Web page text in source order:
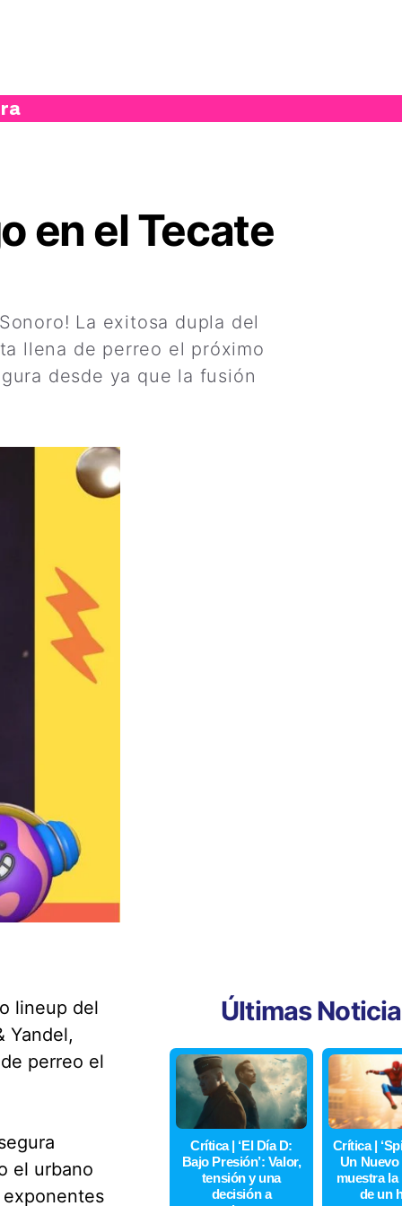
en el Tecate
La exitosa dupla del
llena de perreo el próximo
desde ya que la fusión
lineup del
Yandel,
perreo el
el urbano
Últimas
Crítica | ‘El Día D:
Bajo Presión’: Valor,
tensión y una
decisión a
Crítica |
Un Nuevo
muestra la
de un